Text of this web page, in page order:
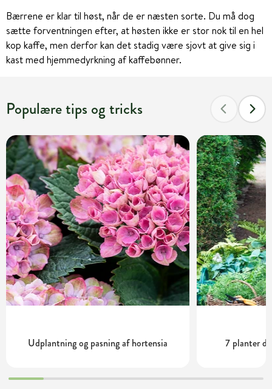
Bærrene er klar til høst, når de er næsten sorte. Du må dog
sætte forventningen efter, at høsten ikke er stor nok til en hel
kop kaffe, men derfor kan det stadig være sjovt at give sig i
kast med hjemmedyrkning af kaffebønner.
Populære tips og tricks
Udplantning og pasning af hortensia 7 planter